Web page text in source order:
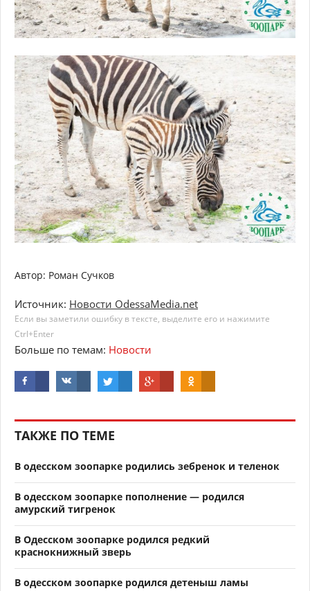
Автор: Роман Сучков
Источник: Новости OdessaMedia.net
Если вы заметили ошибку в тексте, выделите его и нажимите
Ctrl+Enter
Больше по темам: Новости
ТАКЖЕ ПО ТЕМЕ
В одесском зоопарке родились зебренок и теленок
В одесском зоопарке пополнение — родился
амурский тигренок
В Одесском зоопарке родился редкий
краснокнижный зверь
В одесском зоопарке родился детеныш ламы